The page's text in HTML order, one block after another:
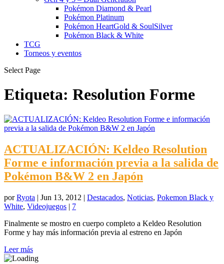
Pokémon Diamond & Pearl
Pokémon Platinum
Pokémon HeartGold & SoulSilver
Pokémon Black & White
TCG
Torneos y eventos
Select Page
Etiqueta: Resolution Forme
ACTUALIZACIÓN: Keldeo Resolution
Forme e información previa a la salida de
Pokémon B&W 2 en Japón
porRyota | Jun 13, 2012 | Destacados, Noticias, Pokemon Black y
White, Videojuegos | 7
Finalmente se mostro en cuerpo completo a Keldeo Resolution
Forme y hay más información previa al estreno en Japón
Leer más